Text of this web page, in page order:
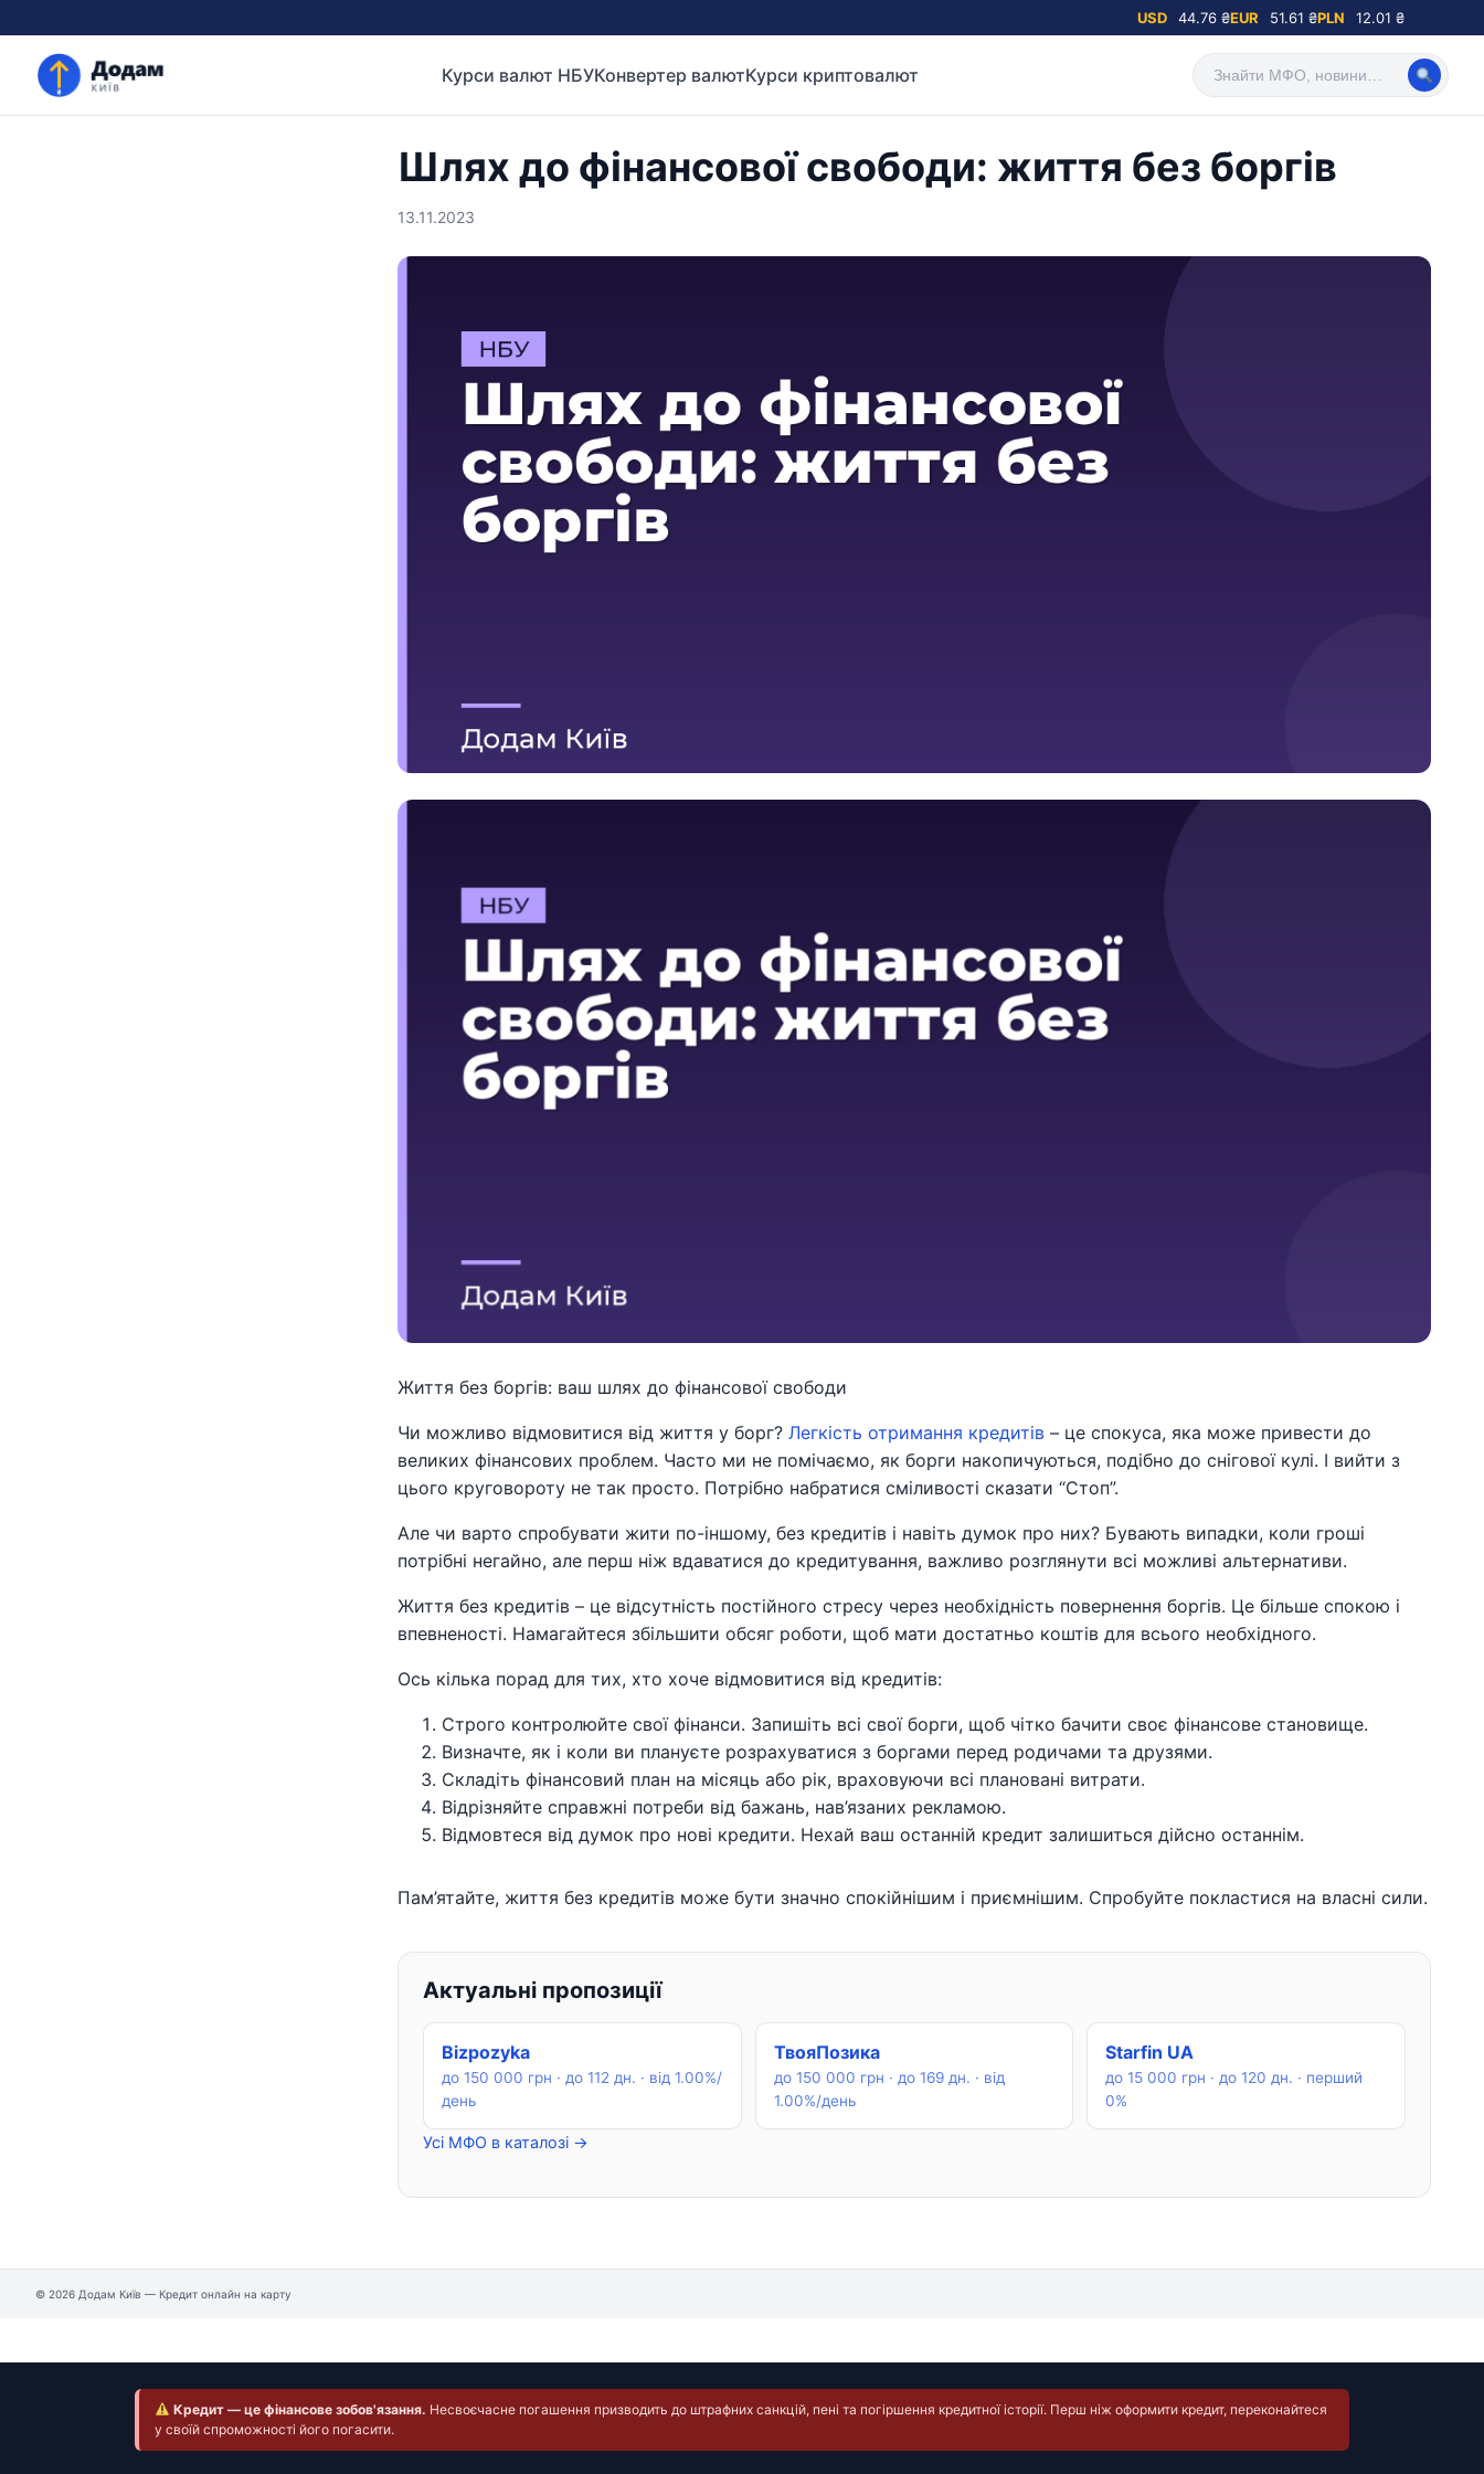
USD 44.76 ₴EUR 51.61 ₴PLN 12.01 ₴
Курси валют НБУКонвертер валютКурси криптовалют
Шлях до фінансової свободи: життя без боргів
13.11.2023
Життя без боргів: ваш шлях до фінансової свободи
Чи можливо відмовитися від життя у борг? Легкість отримання кредитів – це спокуса, яка може привести до
великих фінансових проблем. Часто ми не помічаємо, як борги накопичуються, подібно до снігової кулі. І вийти з
цього круговороту не так просто. Потрібно набратися сміливості сказати “Стоп”.
Але чи варто спробувати жити по-іншому, без кредитів і навіть думок про них? Бувають випадки, коли гроші
потрібні негайно, але перш ніж вдаватися до кредитування, важливо розглянути всі можливі альтернативи.
Життя без кредитів – це відсутність постійного стресу через необхідність повернення боргів. Це більше спокою і
впевненості. Намагайтеся збільшити обсяг роботи, щоб мати достатньо коштів для всього необхідного.
Ось кілька порад для тих, хто хоче відмовитися від кредитів:
Строго контролюйте свої фінанси. Запишіть всі свої борги, щоб чітко бачити своє фінансове становище.
Визначте, як і коли ви плануєте розрахуватися з боргами перед родичами та друзями.
Складіть фінансовий план на місяць або рік, враховуючи всі плановані витрати.
Відрізняйте справжні потреби від бажань, нав’язаних рекламою.
Відмовтеся від думок про нові кредити. Нехай ваш останній кредит залишиться дійсно останнім.
Пам’ятайте, життя без кредитів може бути значно спокійнішим і приємнішим. Спробуйте покластися на власні сили.
Актуальні пропозиції
Bizpozyka
до 150 000 грн · до 112 дн. · від 1.00%/
день
ТвояПозика
до 150 000 грн · до 169 дн. · від
1.00%/день
Starfin UA
до 15 000 грн · до 120 дн. · перший
0%
Усі МФО в каталозі →
© 2026 Додам Київ — Кредит онлайн на карту
Кредит — це фінансове зобов'язання. Несвоєчасне погашення призводить до штрафних санкцій, пені та погіршення кредитної історії. Перш ніж оформити кредит, переконайтеся
у своїй спроможності його погасити.